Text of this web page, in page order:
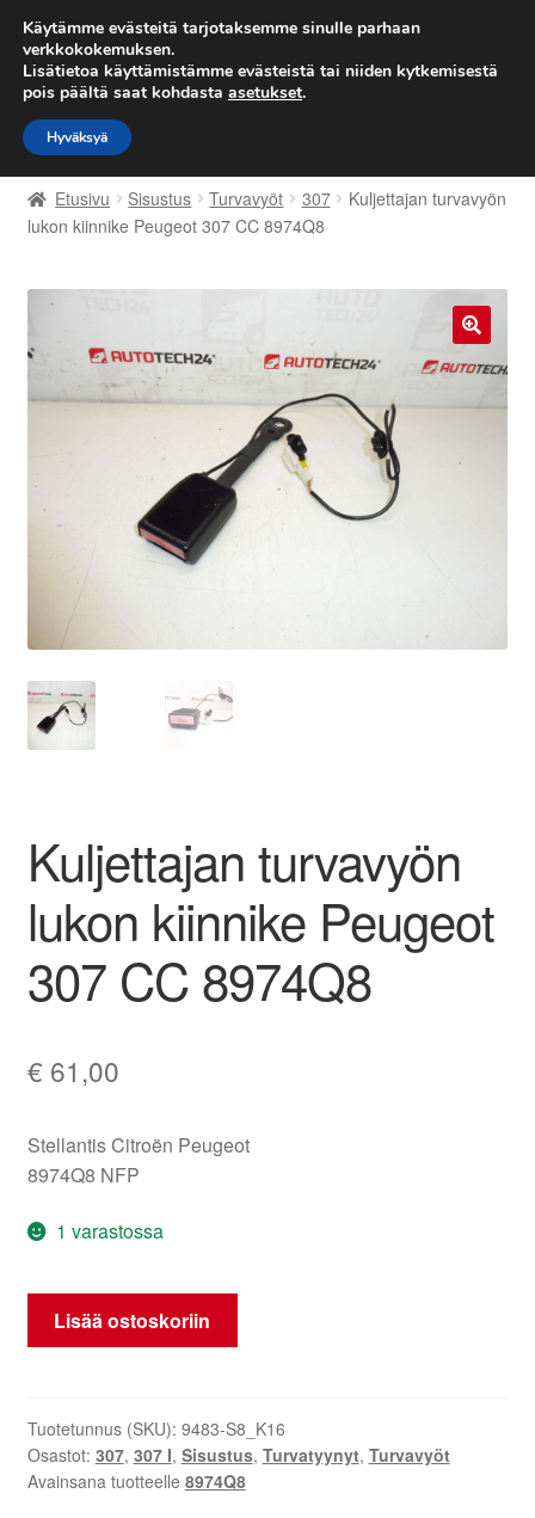
TOIMITUS alkaen 7 EUR
Siirry
navigointiin
Siirry
sisältöön
Etusivu
Kärry
Kuljetus
Maailmanlaajuinen toimitus
Maksut
Meistä
Tarkista
Tilini
Valitukset
Etusivu Sisustus Turvavyöt 307
Kuljettajan turvavyön
lukon kiinnike Peugeot 307 CC 8974Q8
🔍
Kuljettajan turvavyön
lukon kiinnike Peugeot
307 CC 8974Q8
€ 61,00
Stellantis Citroën Peugeot
8974Q8 NFP
1 varastossa
Kuljettajan
turvavyön
Peugeot
307
CC
Lisää ostoskoriin
Tuotetunnus (SKU): 9483-S8_K16
Osastot: 307, 307 I, Sisustus, Turvatyynyt, Turvavyöt
Avainsana tuotteelle 8974Q8
Käytämme evästeitä tarjotaksemme sinulle parhaan
verkkokokemuksen.
Lisätietoa käyttämistämme evästeistä tai niiden kytkemisestä
pois päältä saat kohdasta asetukset.
Hyväksyä